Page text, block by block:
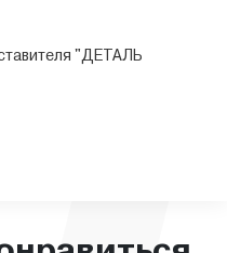
"ДЕТАЛЬ